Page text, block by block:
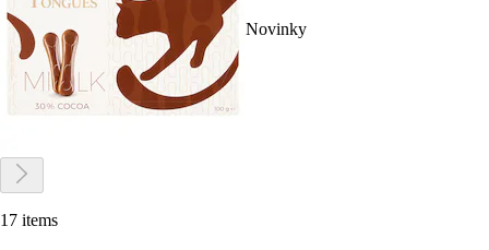
Novinky
17 items